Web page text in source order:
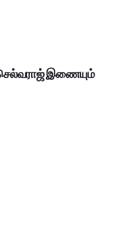
செல்வராஜ் இணையும்